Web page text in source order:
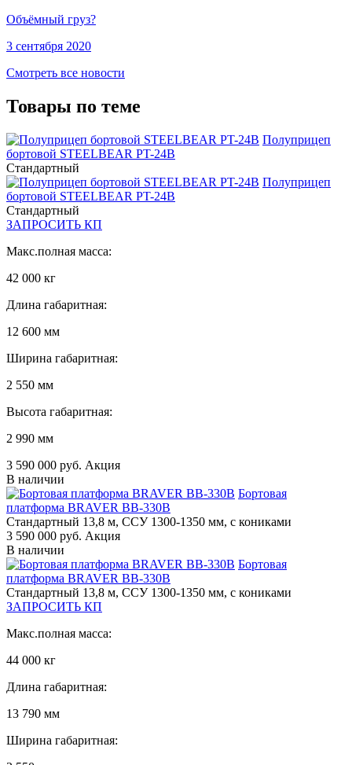
Объёмный груз?
3 сентября 2020
Смотреть все новости
Товары по теме
Полуприцеп
бортовой STEELBEAR PT-24B
Стандартный
Полуприцеп
бортовой STEELBEAR PT-24B
Стандартный
ЗАПРОСИТЬ КП
Макс.полная масса:
42 000 кг
Длина габаритная:
12 600 мм
Ширина габаритная:
2 550 мм
Высота габаритная:
2 990 мм
3 590 000 руб. Акция
В наличии
Бортовая
платформа BRAVER BB-330B
Стандартный 13,8 м, ССУ 1300-1350 мм, с кониками
3 590 000 руб. Акция
В наличии
Бортовая
платформа BRAVER BB-330B
Стандартный 13,8 м, ССУ 1300-1350 мм, с кониками
ЗАПРОСИТЬ КП
Макс.полная масса:
44 000 кг
Длина габаритная:
13 790 мм
Ширина габаритная: